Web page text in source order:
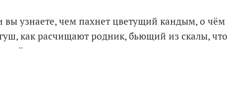
вы узнаете, чем пахнет цветущий кандым, о чём
как расчищают родник, бьющий из скалы, что
солёном ручье, где находится самое вкусное
машина увязла на такыре, и многое другое.